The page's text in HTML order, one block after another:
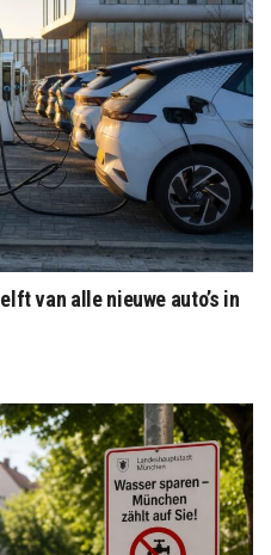
van alle nieuwe auto’s in